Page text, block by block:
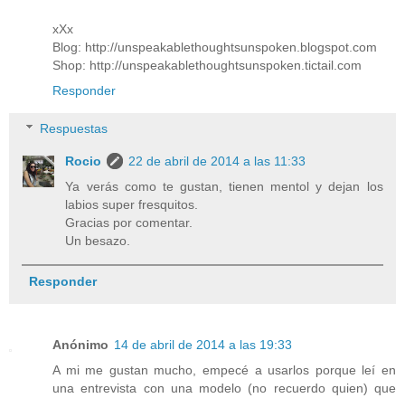
xXx
Blog: http://unspeakablethoughtsunspoken.blogspot.com
Shop: http://unspeakablethoughtsunspoken.tictail.com
Responder
Respuestas
Rocio
22 de abril de 2014 a las 11:33
Ya verás como te gustan, tienen mentol y dejan los
labios super fresquitos.
Gracias por comentar.
Un besazo.
Responder
Anónimo 14 de abril de 2014 a las 19:33
A mi me gustan mucho, empecé a usarlos porque leí en
una entrevista con una modelo (no recuerdo quien) que